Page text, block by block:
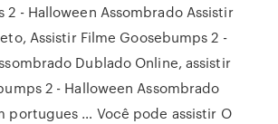
2 - Halloween Assombrado Assistir
Assistir Filme Goosebumps 2 -
Dublado Online, assistir
2 - Halloween Assombrado
portugues … Você pode assistir O